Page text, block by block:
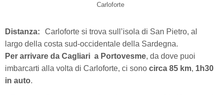
Carloforte
Distanza: Carloforte si trova sull’isola di San Pietro, al
largo della costa sud-occidentale della Sardegna.
Per arrivare da Cagliari a Portovesme, da dove puoi
imbarcarti alla volta di Carloforte, ci sono circa 85 km, 1h30
in auto.